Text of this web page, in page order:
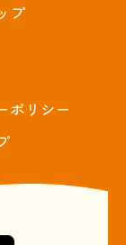
プ
ポリシー